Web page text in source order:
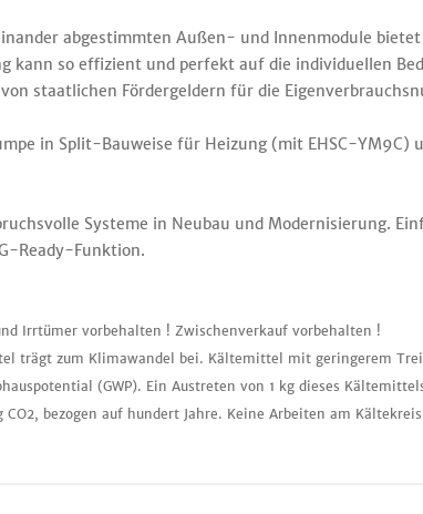
abgestimmten Außen- und Innenmodule
kann so effizient und perfekt auf die individuellen
staatlichen Fördergeldern für die
in Split-Bauweise für Heizung (mit EHSC-
Systeme in Neubau und Modernisierung.
Ready-Funktion.
Irrtümer vorbehalten ! Zwischenverkauf vorbehalten !
trägt zum Klimawandel bei. Kältemittel mit geringerem
(GWP). Ein Austreten von 1 kg dieses
CO2, bezogen auf hundert Jahre. Keine Arbeiten am